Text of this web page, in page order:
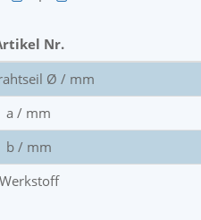
Nr.
Ø / mm
a / mm
b / mm
Werkstoff